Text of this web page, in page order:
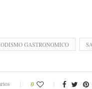
GASTRONOMICO
0